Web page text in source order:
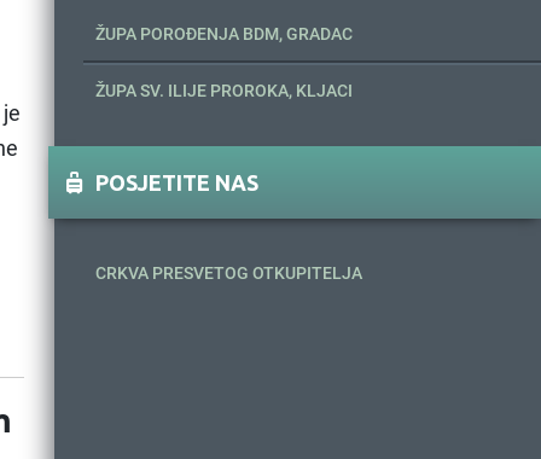
ŽUPA POROĐENJA BDM, GRADAC
ŽUPA SV. ILIJE PROROKA, KLJACI
POSJETITE NAS
CRKVA PRESVETOG OTKUPITELJA